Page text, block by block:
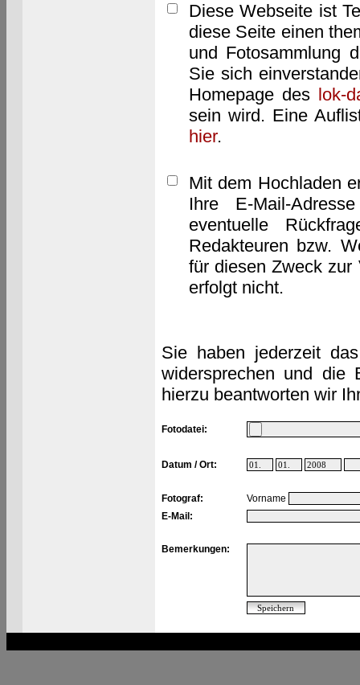
Diese Webseite ist
diese Seite einen
und Fotosammlung
Sie sich
Homepage des lok-
sein wird. Eine
hier.
Mit dem Hochladen
Ihre E-Mail-
eventuelle
Redakteuren bzw.
für diesen Zweck zur
erfolgt nicht.
Sie haben jederzeit
widersprechen und die
hierzu beantworten wir
Fotodatei:
Datum / Ort:
Fotograf:
Vorname
E-Mail:
Bemerkungen: